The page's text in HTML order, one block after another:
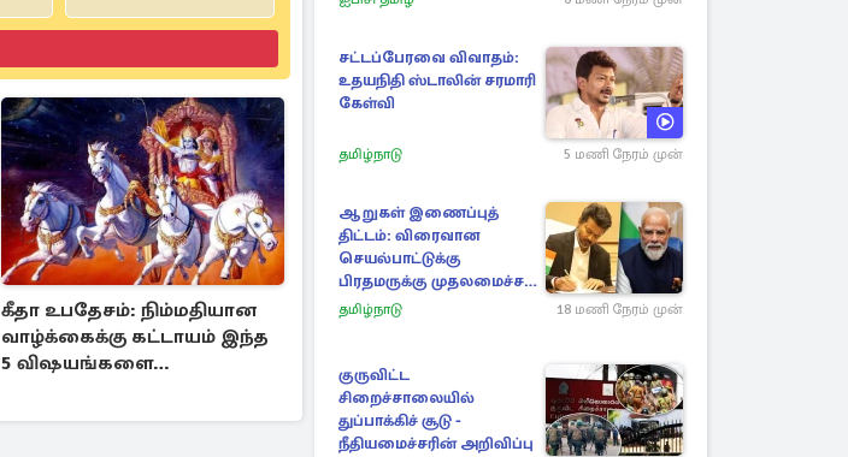
கீதா உபதேசம்: நிம்மதியான
வாழ்க்கைக்கு கட்டாயம் இந்த
5 விஷயங்களை
சட்டப்பேரவை விவாதம்:
உதயநிதி ஸ்டாலின் சரமாரி
கேள்வி
தமிழ்நாடு 5 மணி நேரம் முன்
ஆறுகள் இணைப்புத்
திட்டம்: விரைவான
செயல்பாட்டுக்கு
பிரதமருக்கு முதலமைச்சர்
கடிதம்
தமிழ்நாடு 18 மணி நேரம் முன்
குருவிட்ட
சிறைச்சாலையில்
துப்பாக்கிச் சூடு -
நீதியமைச்சரின் அறிவிப்பு